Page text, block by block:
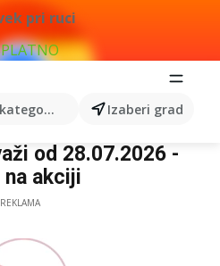
pri ruci
proizvode...Izaberi grad
od 28.07.2026 -
akciji
REKLAMA